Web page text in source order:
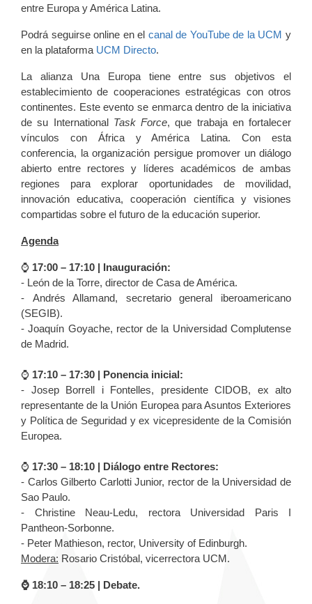
entre Europa y América Latina.
Podrá seguirse online en el canal de YouTube de la UCM y
en la plataforma UCM Directo.
La alianza Una Europa tiene entre sus objetivos el
establecimiento de cooperaciones estratégicas con otros
continentes. Este evento se enmarca dentro de la iniciativa
de su International Task Force, que trabaja en fortalecer
vínculos con África y América Latina. Con esta
conferencia, la organización persigue promover un diálogo
abierto entre rectores y líderes académicos de ambas
regiones para explorar oportunidades de movilidad,
innovación educativa, cooperación científica y visiones
compartidas sobre el futuro de la educación superior.
Agenda
⌚️ 17:00 – 17:10 | Inauguración:
- León de la Torre, director de Casa de América.
- Andrés Allamand, secretario general iberoamericano
(SEGIB).
- Joaquín Goyache, rector de la Universidad Complutense
de Madrid.
⌚️ 17:10 – 17:30 | Ponencia inicial:
- Josep Borrell i Fontelles, presidente CIDOB, ex alto
representante de la Unión Europea para Asuntos Exteriores
y Política de Seguridad y ex vicepresidente de la Comisión
Europea.
⌚️ 17:30 – 18:10 | Diálogo entre Rectores:
- Carlos Gilberto Carlotti Junior, rector de la Universidad de
Sao Paulo.
- Christine Neau-Ledu, rectora Universidad Paris I
Pantheon-Sorbonne.
- Peter Mathieson, rector, University of Edinburgh.
Modera: Rosario Cristóbal, vicerrectora UCM.
⌚️ 18:10 – 18:25 | Debate.